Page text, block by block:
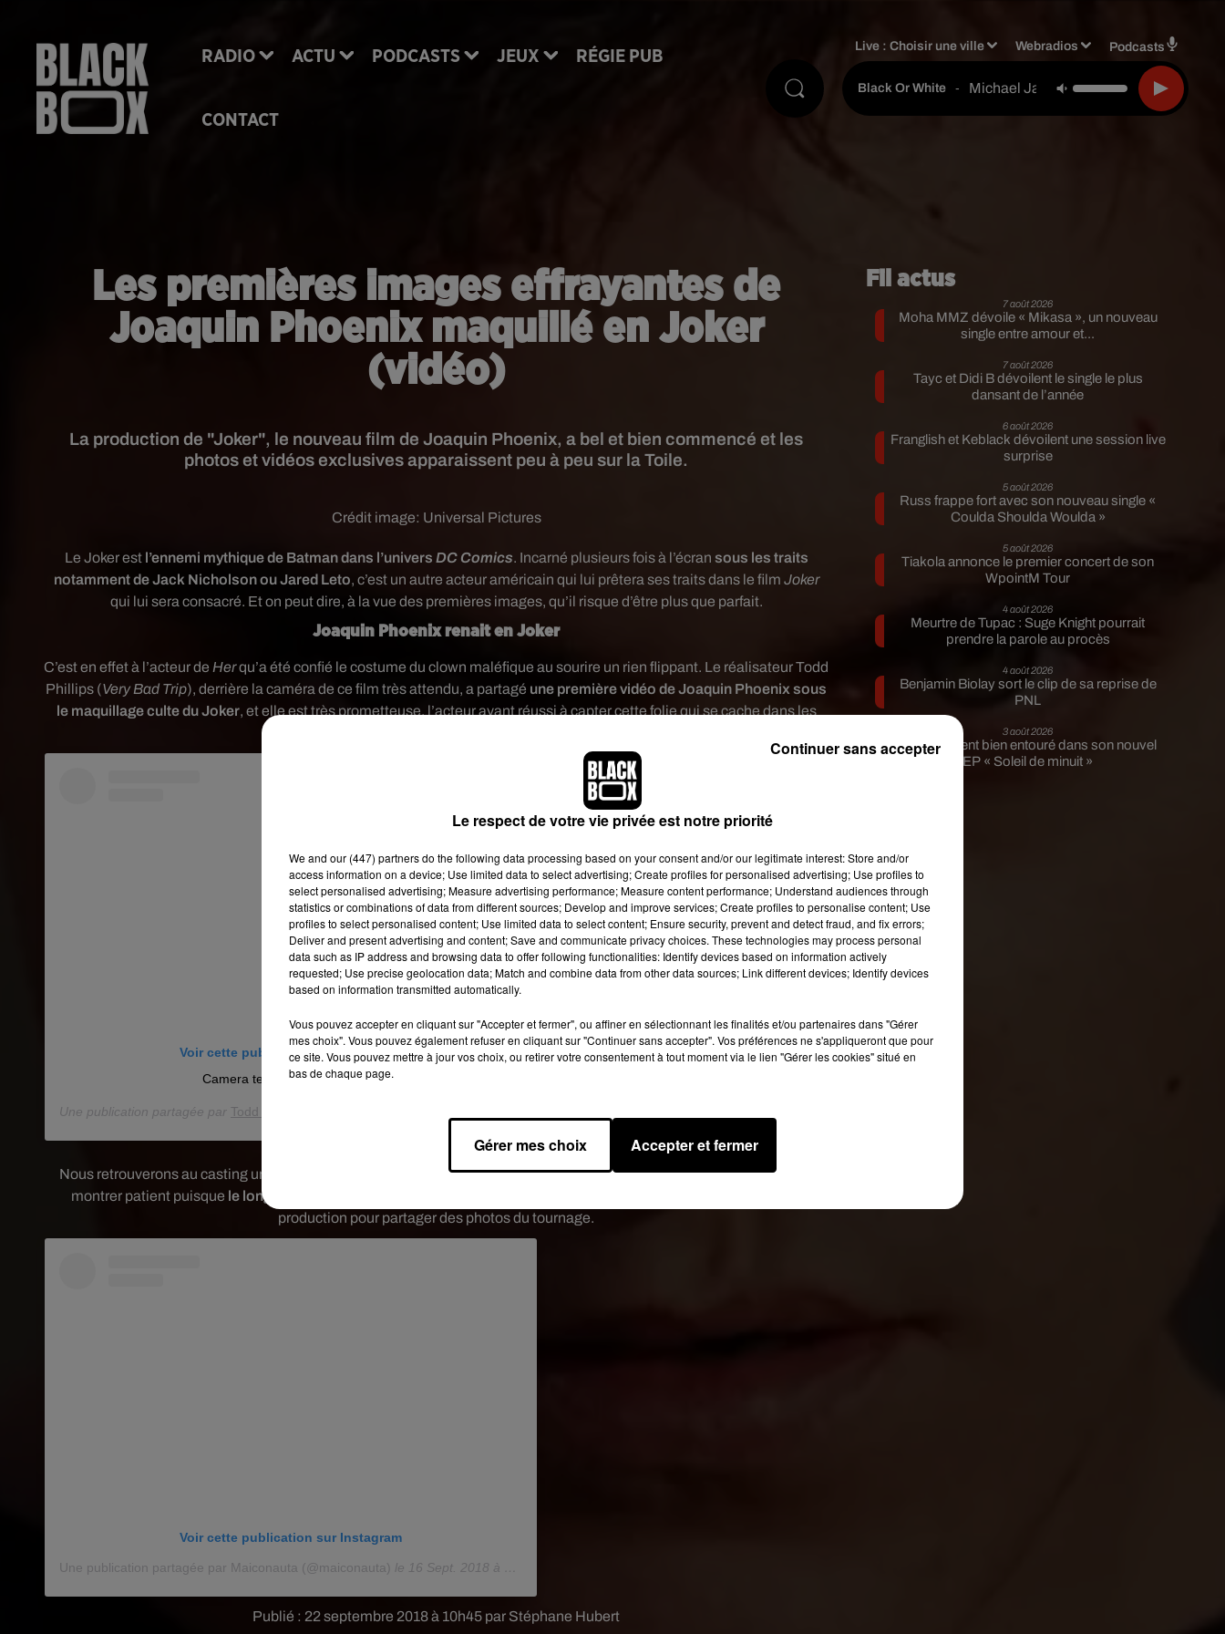
RADIO ACTU PODCASTS JEUX RÉGIE PUB
CONTACT
Live :Choisir une ville Webradios Podcasts
Black Or White - Michael Jackson
Les premières images effrayantes de
Joaquin Phoenix maquillé en Joker
(vidéo)
Publié : 22 septembre 2018 à 10h45 par Stéphane Hubert
La production de "Joker", le nouveau film de Joaquin Phoenix, a bel et bien commencé et les
photos et vidéos exclusives apparaissent peu à peu sur la Toile.
Crédit image: Universal Pictures
Le Joker est l’ennemi mythique de Batman dans l’univers DC Comics. Incarné plusieurs fois à l’écran sous les traits
notamment de Jack Nicholson ou Jared Leto, c’est un autre acteur américain qui lui prêtera ses traits dans le film Joker
qui lui sera consacré. Et on peut dire, à la vue des premières images, qu’il risque d’être plus que parfait.
Joaquin Phoenix renait en Joker
C’est en effet à l’acteur de Herqu’a été confié le costume du clown maléfique au sourire un rien flippant. Le réalisateur Todd
Phillips (Very Bad Trip), derrière la caméra de ce film très attendu, a partagé une première vidéo de Joaquin Phoenix sous
le maquillage culte du Joker, et elle est très prometteuse, l’acteur ayant réussi à capter cette folie qui se cache dans les
Voir cette publication sur Instagram
Camera test (w/ sound). Joker.
Une publication partagée par Todd Phillips
Nous retrouverons au casting un autre acteur culte puisque Robert De Niro sera de la partie. Il faudra tout de même se
montrer patient puisque le long-métrage ne devrait sortir que fin 2019
production pour partager des photos du tournage.
Voir cette publication sur Instagram
Une publication partagée par Maiconauta (@maiconauta) le 16 Sept. 2018 à 12 :52 PDT
Fil actus
7 août 2026
Moha MMZ dévoile « Mikasa », un nouveau
single entre amour et...
7 août 2026
Tayc et Didi B dévoilent le single le plus
dansant de l’année
6 août 2026
Franglish et Keblack dévoilent une session live
surprise
5 août 2026
Russ frappe fort avec son nouveau single «
Coulda Shoulda Woulda »
5 août 2026
Tiakola annonce le premier concert de son
WpointM Tour
4 août 2026
Meurtre de Tupac : Suge Knight pourrait
prendre la parole au procès
4 août 2026
Benjamin Biolay sort le clip de sa reprise de
PNL
3 août 2026
Rim’K revient bien entouré dans son nouvel
EP « Soleil de minuit »
Le respect de votre vie privée est notre priorité
We and our (447) partnersdo the following data processing based on your consent and/or our legitimate interest: Store and/or
access information on a device; Use limited data to select advertising; Create profiles for personalised advertising; Use profiles to
select personalised advertising; Measure advertising performance; Measure content performance; Understand audiences through
statistics or combinations of data from different sources; Develop and improve services; Create profiles to personalise content; Use
profiles to select personalised content; Use limited data to select content; Ensure security, prevent and detect fraud, and fix errors;
Deliver and present advertising and content; Save and communicate privacy choices. These technologies may process personal
data such as IP address and browsing data to offer following functionalities: Identify devices based on information actively
requested; Use precise geolocation data; Match and combine data from other data sources; Link different devices; Identify devices
based on information transmitted automatically.
Vous pouvez accepter en cliquant sur "Accepter et fermer", ou affiner en sélectionnant les finalités et/ou partenaires dans "Gérer
mes choix". Vous pouvez également refuser en cliquant sur "Continuer sans accepter". Vos préférences ne s'appliqueront que pour
ce site. Vous pouvez mettre à jour vos choix, ou retirer votre consentement à tout moment via le lien "Gérer les cookies" situé en
bas de chaque page.
Gérer mes choix Accepter et fermer
Continuer sans accepter